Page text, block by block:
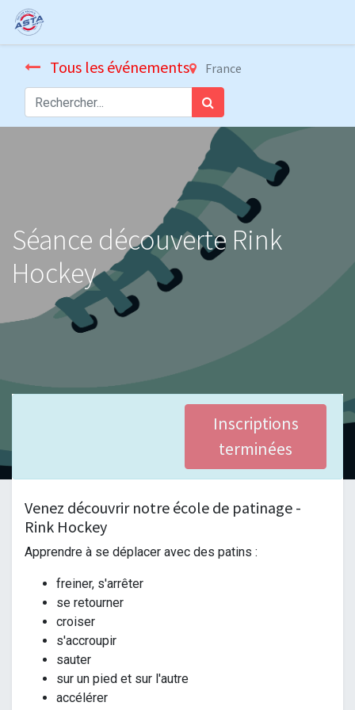
Tous les événements France
Séance découverte Rink
Hockey
Inscriptions
terminées
Venez découvrir notre école de patinage -
Rink Hockey
Apprendre à se déplacer avec des patins :
freiner, s'arrêter
se retourner
croiser
s'accroupir
sauter
sur un pied et sur l'autre
accélérer